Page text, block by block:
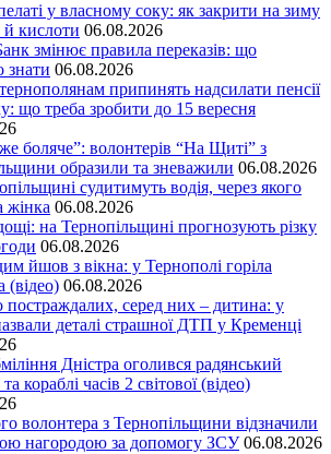
у власному соку: як закрити на зиму
й кислоти 06.08.2026
змінює правила переказів: що
знати 06.08.2026
припинять надсилати пенсії
що треба зробити до 15 вересня
боляче”: волонтерів “На Щиті” з
образили та зневажили 06.08.2026
судитимуть водія, через якого
жінка 06.08.2026
на Тернопільщині прогнозують різку
06.08.2026
йшов з вікна: у Тернополі горіла
(відео) 06.08.2026
постраждалих, серед них – дитина: у
деталі страшної ДТП у Кременці
Дністра оголився радянський
кораблі часів 2 світової (відео)
волонтера з Тернопільщини відзначили
нагородою за допомогу ЗСУ 06.08.2026